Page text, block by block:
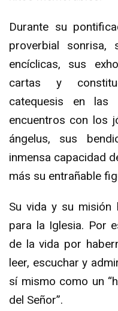
Durante su
proverbial sonrisa,
encíclicas, sus
cartas y
catequesis en las
encuentros con los
ángelus, sus
inmensa capacidad
más su entrañable
Su vida y su misión
para la Iglesia. Por
de la vida por
leer, escuchar y
sí mismo como un
del Señor”.